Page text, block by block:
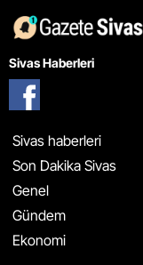
Sivas Haberleri
Sivas haberleri
Son Dakika Sivas
Genel
Gündem
Ekonomi